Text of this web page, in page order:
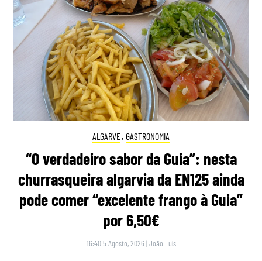
ALGARVE, GASTRONOMIA
“O verdadeiro sabor da Guia”: nesta
churrasqueira algarvia da EN125 ainda
pode comer “excelente frango à Guia”
por 6,50€
16:40 5 Agosto, 2026 |João Luís